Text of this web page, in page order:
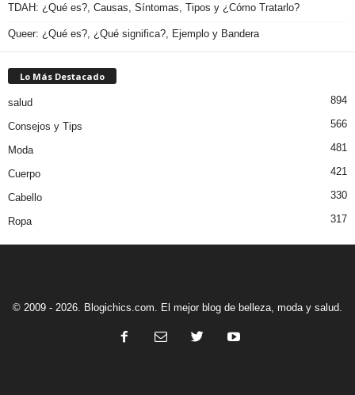
TDAH: ¿Qué es?, Causas, Síntomas, Tipos y ¿Cómo Tratarlo?
Queer: ¿Qué es?, ¿Qué significa?, Ejemplo y Bandera
Lo Más Destacado
salud 894
Consejos y Tips 566
Moda 481
Cuerpo 421
Cabello 330
Ropa 317
© 2009 - 2026. Blogichics.com. El mejor blog de belleza, moda y salud.